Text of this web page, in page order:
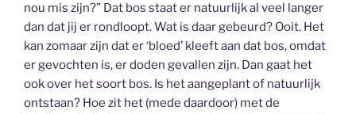
nou mis zijn?” Dat bos staat er natuurlijk al veel langer
dan dat jij er rondloopt. Wat is daar gebeurd? Ooit. Het
kan zomaar zijn dat er ‘bloed’ kleeft aan dat bos, omdat
er gevochten is, er doden gevallen zijn. Dan gaat het
ook over het soort bos. Is het aangeplant of natuurlijk
ontstaan? Hoe zit het (mede daardoor) met de